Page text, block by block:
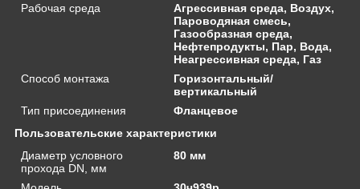
Рабочая среда
Агрессивная среда, Воздух,
Пароводяная смесь,
Газообразная среда,
Нефтепродукты, Пар, Вода,
Неагрессивная среда, Газ
Способ монтажа
Горизонтальный/
вертикальный
Тип присоединения
Фланцевое
Пользовательские характеристики
Диаметр условного
прохода DN, мм
80 мм